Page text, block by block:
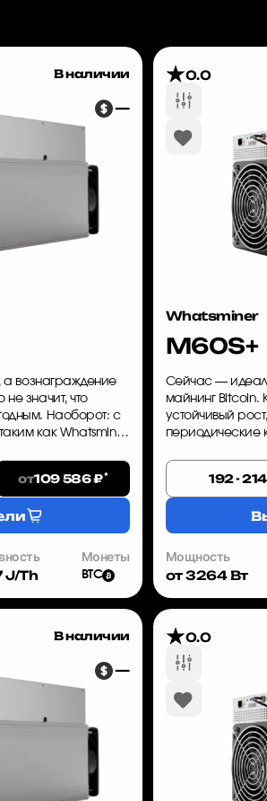
—
а вознаграждение
значит, что
Наоборот: с
как Whatsminer
от109 586 ₽*
В наличии
J/Th
Монеты
BTC
Whatsminer
M60S+
Сейчас —
майнинг Bitcoin.
устойчивый
периодические
правильном
192 -
0.0
Мощность
от 3264 Вт
—
В наличии 0.0